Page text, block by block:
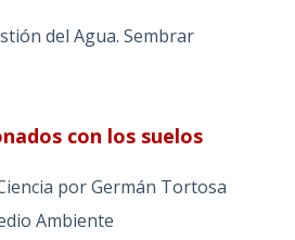
del Agua. Sembrar
con los suelos
por Germán Tortosa
Ambiente